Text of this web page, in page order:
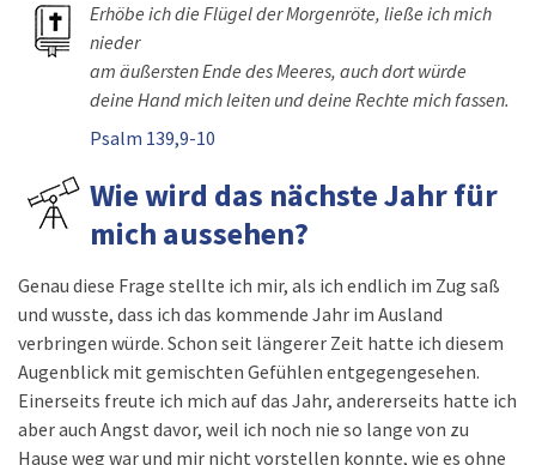
Erhöbe ich die Flügel der Morgenröte, ließe ich mich
nieder
am äußersten Ende des Meeres, auch dort würde
deine Hand mich leiten und deine Rechte mich fassen.
Psalm 139,9-10
Wie wird das nächste Jahr für
mich aussehen?
Genau diese Frage stellte ich mir, als ich endlich im Zug saß
und wusste, dass ich das kommende Jahr im Ausland
verbringen würde. Schon seit längerer Zeit hatte ich diesem
Augenblick mit gemischten Gefühlen entgegengesehen.
Einerseits freute ich mich auf das Jahr, andererseits hatte ich
aber auch Angst davor, weil ich noch nie so lange von zu
Hause weg war und mir nicht vorstellen konnte, wie es ohne